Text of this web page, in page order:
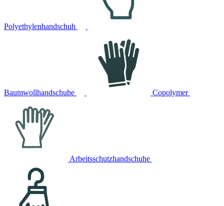
Polyethylenhandschuh
Baumwollhandschuhe Copolymer
Arbeitsschutzhandschuhe